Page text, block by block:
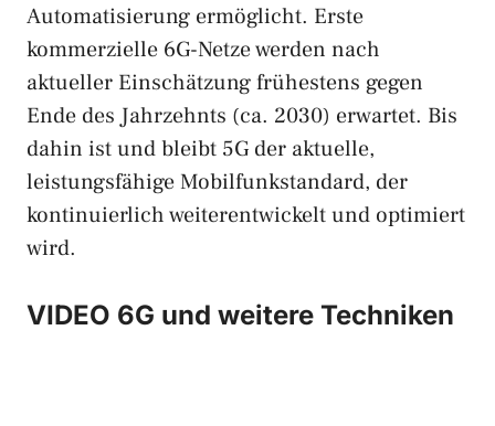
Automatisierung ermöglicht. Erste
kommerzielle 6G-Netze werden nach
aktueller Einschätzung frühestens gegen
Ende des Jahrzehnts (ca. 2030) erwartet. Bis
dahin ist und bleibt 5G der aktuelle,
leistungsfähige Mobilfunkstandard, der
kontinuierlich weiterentwickelt und optimiert
wird.
VIDEO 6G und weitere Techniken